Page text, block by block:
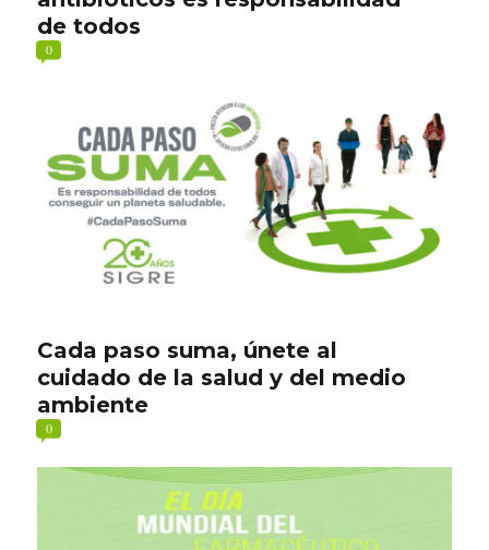
de todos
0
Cada paso suma, únete al
cuidado de la salud y del medio
ambiente
0